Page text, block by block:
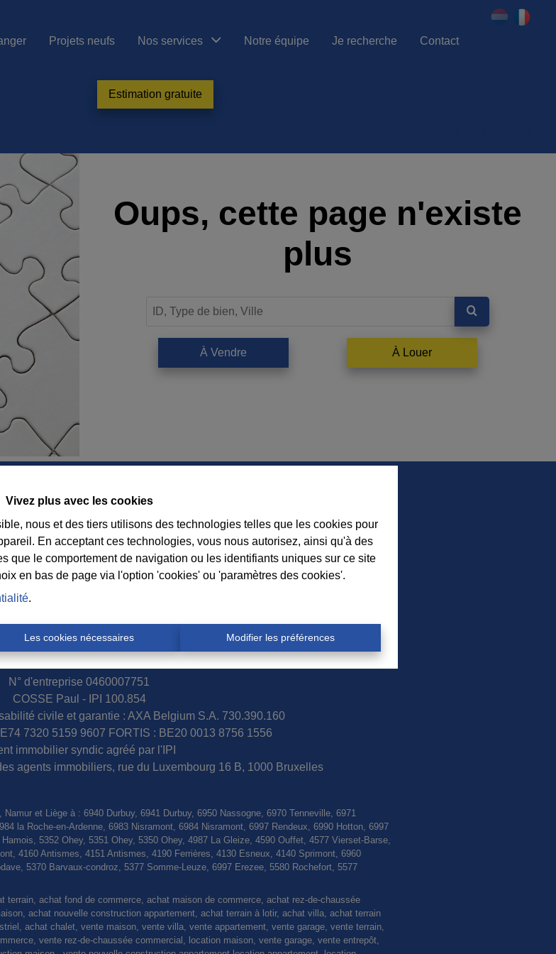
Vivez plus avec les cookies
nous et des tiers utilisons des technologies telles que les cookies pour
En acceptant ces technologies, vous nous autorisez, ainsi qu'à des
que le comportement de navigation ou les identifiants uniques sur ce site
en bas de page via l'option 'cookies' ou 'paramètres des cookies'.
.
Les cookies nécessaires Modifier les préférences
Projets neufs Nos services Notre équipe Je recherche Contact
Estimation gratuite
Oups, cette page n'existe
plus
À Vendre À Louer
Contact
Immobilière Cosse
Rue Jean de Bohême 5
6940 DURBUY
Tel.:
Suivez nos nouveaux biens, nos
conseils immobiliers et l’actualité de
l’agence à Durbuy sur nos réseaux
N° d'entreprise 0460007751
COSSE Paul - IPI 100.854
civile et garantie : AXA Belgium S.A. 730.390.160
7320 5159 9607 FORTIS : BE20 0013 8756 1556
immobilier syndic agréé par l'IPI
agents immobiliers, rue du Luxembourg 16 B, 1000 Bruxelles
et Liège à : 6940 Durbuy, 6941 Durbuy, 6950 Nassogne, 6970 Tenneville, 6971
la Roche-en-Ardenne, 6983 Nisramont, 6984 Nisramont, 6997 Rendeux, 6990 Hotton, 6997
5352 Ohey, 5351 Ohey, 5350 Ohey, 4987 La Gleize, 4590 Ouffet, 4577 Vierset-Barse,
4160 Antismes, 4151 Antismes, 4190 Ferrières, 4130 Esneux, 4140 Sprimont, 6960
5370 Barvaux-condroz, 5377 Somme-Leuze, 6997 Erezee, 5580 Rochefort, 5577
achat fond de commerce, achat maison de commerce, achat rez-de-chaussée
achat nouvelle construction appartement, achat terrain à lotir, achat villa, achat terrain
achat chalet, vente maison, vente villa, vente appartement, vente garage, vente terrain,
vente rez-de-chaussée commercial, location maison, vente garage, vente entrepôt,